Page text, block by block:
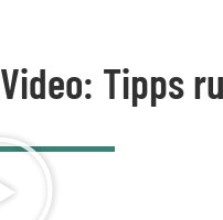
Video: Tipps